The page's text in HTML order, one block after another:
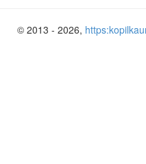
© 2013 - 2026,